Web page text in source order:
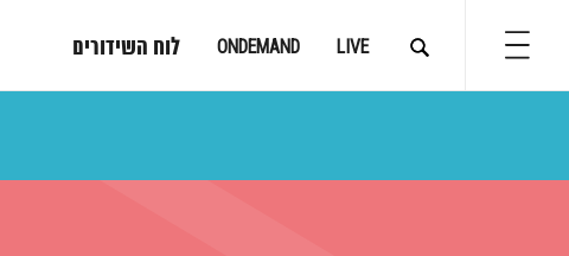
LIVE
ONDEMAND לוח השידורים